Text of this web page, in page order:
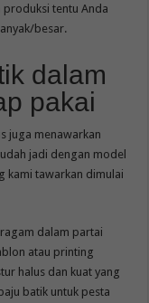
produksi tentu Anda
besar.
dalam
pakai
juga menawarkan
jadi dengan model
kami tawarkan dimulai
dalam partai
atau printing
halus dan kuat yang
batik untuk pesta